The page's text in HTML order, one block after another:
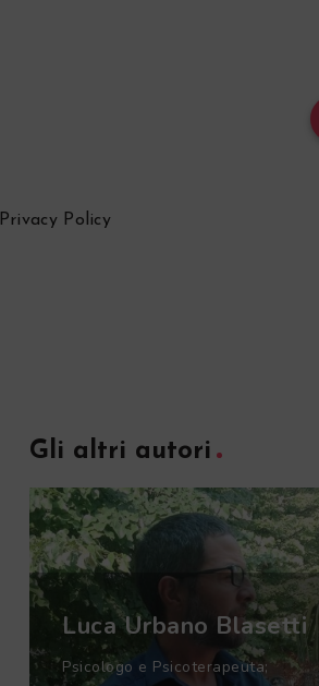
Privacy Policy
Gli altri autori
Luca Urbano Blasetti
Psicologo e Psicoterapeuta;